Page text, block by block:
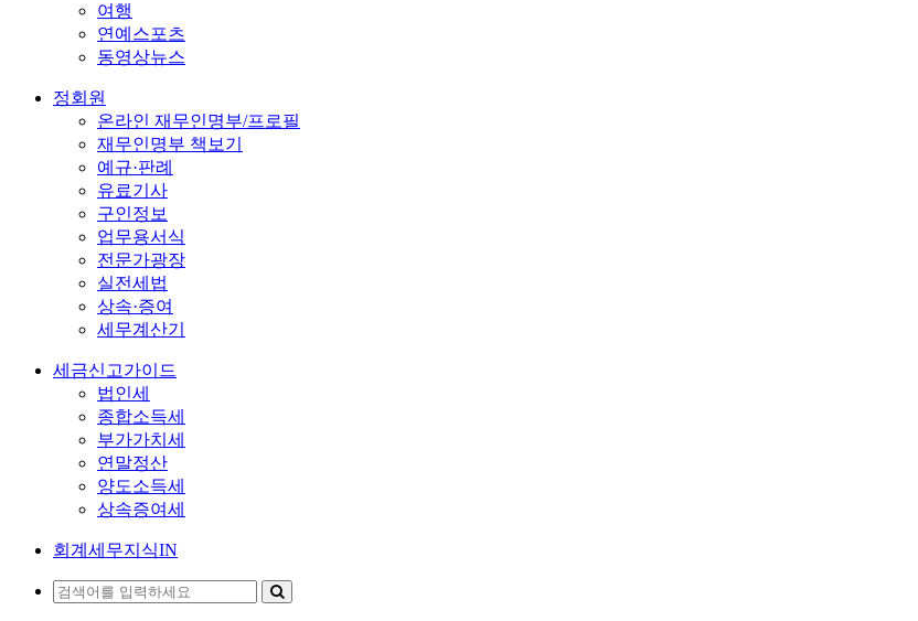
여행
연예스포츠
동영상뉴스
정회원
온라인 재무인명부/프로필
재무인명부 책보기
예규·판례
유료기사
구인정보
업무용서식
전문가광장
실전세법
상속·증여
세무계산기
세금신고가이드
법인세
종합소득세
부가가치세
연말정산
양도소득세
상속증여세
회계세무지식IN